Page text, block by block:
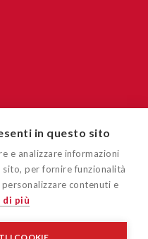
– AISM – Associazione
in questo sito
e analizzare informazioni
per fornire funzionalità
contenuti e
di più
I COOKIE